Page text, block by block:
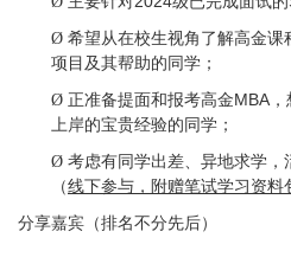
Ø 希望从在校生视角了解高金
项目及其帮助的同学；
Ø 正准备提面和报考高金MBA
上岸的宝贵经验的同学；
Ø 考虑有同学出差、异地求学
（线下参与，附赠笔试学习资料
分享嘉宾（排名不分先后）